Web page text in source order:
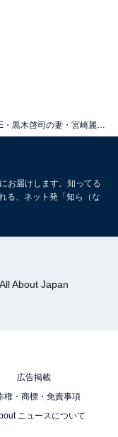
元EXILE・黒木啓司の妻・宮崎麗果、美背中＆艶ヘアあらわに！ 「美しいしか言葉がありません」
お届けします。知ってる
る、ネット発「知ら（な
All About Japan
広告掲載
権・商標・免責事項
ニュースについて